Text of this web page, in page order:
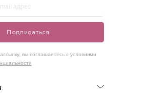
обмерить
выступающим точкам.
Подписаться
вы соглашаетесь с условиями